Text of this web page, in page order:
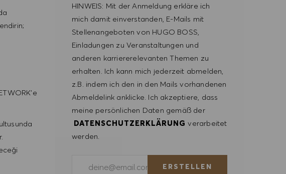
HINWEIS: Mit der Anmeldung erkläre ich
mich damit einverstanden, E-Mails mit
Stellenangeboten von HUGO BOSS,
Einladungen zu Veranstaltungen und
anderen karriererelevanten Themen zu
erhalten. Ich kann mich jederzeit abmelden,
z.B. indem ich den in den Mails vorhandenen
Abmeldelink anklicke. Ich akzeptiere, dass
meine persönlichen Daten gemäß der
DATENSCHUTZERKLÄRUNG verarbeitet
werden.
ERSTELLEN